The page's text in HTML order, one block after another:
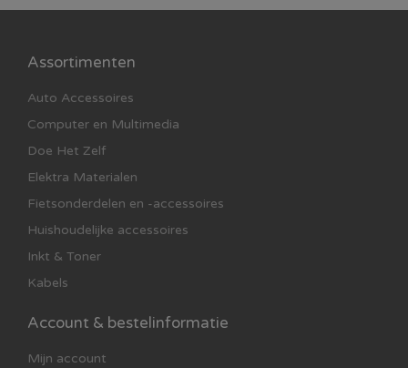
Assortimenten
Auto Accessoires
Computer en Multimedia
Doe Het Zelf
Elektra Materialen
Fietsonderdelen en -accessoires
Huishoudelijke accessoires
Inkt & Toner
Kabels
Account & bestelinformatie
Mijn account